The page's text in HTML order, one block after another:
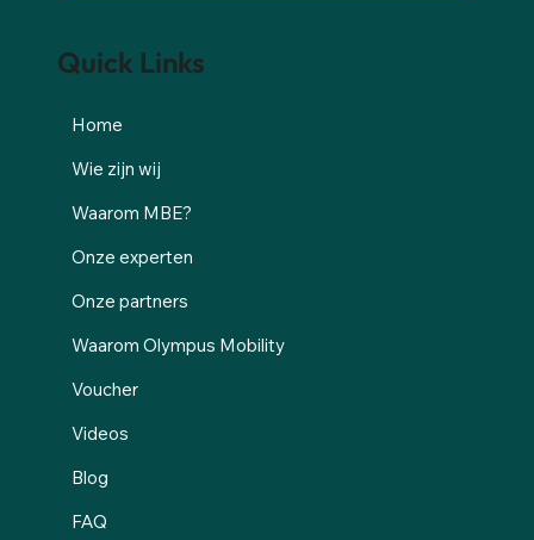
Quick Links
Home
Wie zijn wij
Waarom MBE?
Onze experten
Onze partners
Waarom Olympus Mobility
Voucher
Videos
Blog
FAQ